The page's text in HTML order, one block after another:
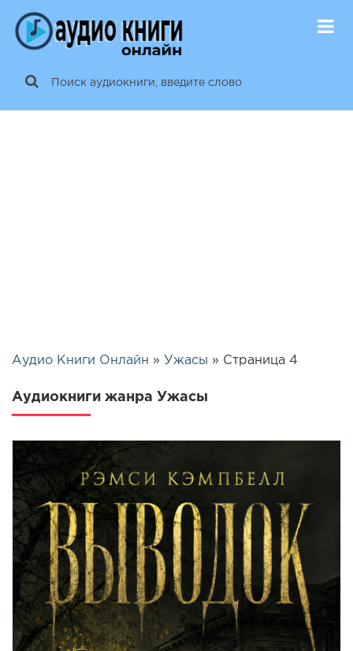
Аудио Книги Онлайн » Ужасы » Страница 4
Аудиокниги жанра Ужасы